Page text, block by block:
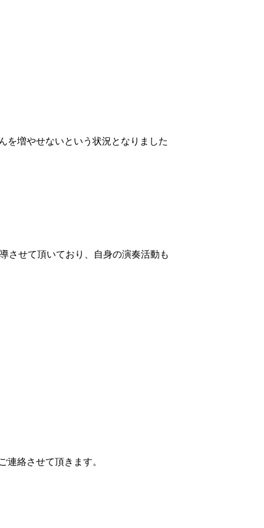
を増やせないという状況となりました
させて頂いており、自身の演奏活動も
連絡させて頂きます。